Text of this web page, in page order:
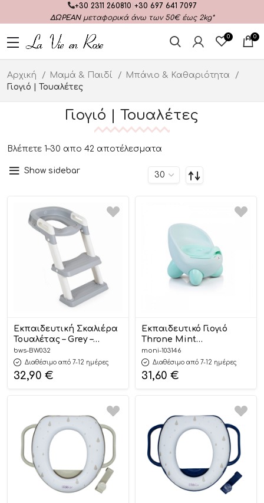
+30 2311 260810 +30 697 641 7097
ΔΩΡΕΑΝμεταφορικά άνω των 50€ έως 2kg*
0 0
Αρχική Μαμά & Παιδί
Μπάνιο & Καθαριότητα
Γιογιό | Τουαλέτες
Γιογιό | Τουαλέτες
Βλέπετε 1–30 απο 42 αποτέλεσματα
Show sidebar
Εκπαιδευτική Σκαλιέρα
Τουαλέτας – Grey –
Babywise
bws-BW032
Διαθέσιμο από 7-12 ημέρες
32,90 €
Εκπαιδευτικό Γιογιό
Throne Mint
3800146267247 12m+ –
Cangaroo
moni-103146
Διαθέσιμο από 7-12 ημέρες
31,60 €